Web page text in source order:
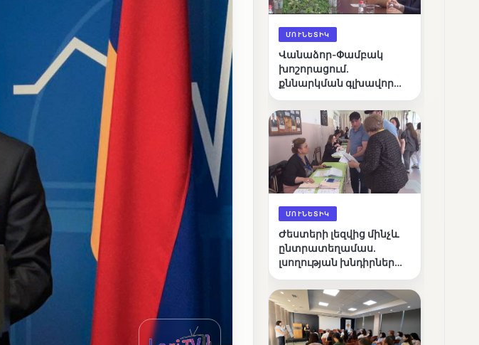
ՄՈՒՆԵՏԻԿ
Վանաձոր-Փամբակ
խոշորացում.
քննարկման գլխավոր
կառավարո՞ւմ, թե՞
քաղաքական նպատակ
ՄՈՒՆԵՏԻԿ
Ժեստերի լեզվից մինչև
ընտրատեղամաս.
լսողության խնդիրներ
ճանապարհը